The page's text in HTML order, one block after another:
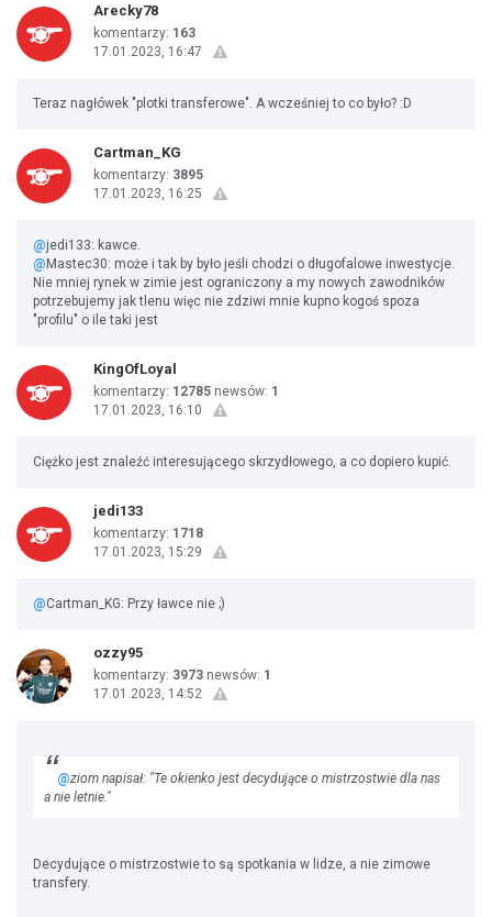
Arecky78
komentarzy: 163
17.01.2023, 16:47
Teraz nagłówek "plotki transferowe". A wcześniej to co było? :D
Cartman_KG
komentarzy: 3895
17.01.2023, 16:25
@jedi133: kawce.
@ Mastec30: może i tak by było jeśli chodzi o długofalowe inwestycje.
Nie mniej rynek w zimie jest ograniczony a my nowych zawodników
potrzebujemy jak tlenu więc nie zdziwi mnie kupno kogoś spoza
"profilu" o ile taki jest
KingOfLoyal
komentarzy: 12785 newsów: 1
17.01.2023, 16:10
Ciężko jest znaleźć interesującego skrzydłowego, a co dopiero kupić.
jedi133
komentarzy: 1718
17.01.2023, 15:29
@Cartman_KG: Przy ławce nie ;)
ozzy95
komentarzy: 3973 newsów: 1
17.01.2023, 14:52
@ziom napisał: "Te okienko jest decydujące o mistrzostwie dla nas
a nie letnie."
Decydujące o mistrzostwie to są spotkania w lidze, a nie zimowe
transfery.